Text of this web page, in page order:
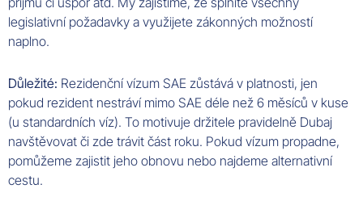
legislativní požadavky a využijete zákonných možností
naplno.
Důležité: Rezidenční vízum SAE zůstává v platnosti, jen
pokud rezident nestráví mimo SAE déle než 6 měsíců v kuse
(u standardních víz). To motivuje držitele pravidelně Dubaj
navštěvovat či zde trávit část roku. Pokud vízum propadne,
pomůžeme zajistit jeho obnovu nebo najdeme alternativní
cestu.